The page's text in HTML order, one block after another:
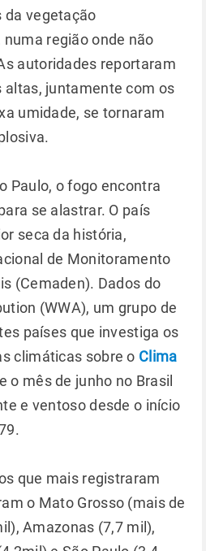
da vegetação
região onde não
autoridades reportaram
juntamente com os
umidade, se tornaram
Paulo, o fogo encontra
se alastrar. O país
seca da história,
de Monitoramento
(Cemaden). Dados do
(WWA), um grupo de
países que investiga os
climáticas sobre o Clima
o mês de junho no Brasil
e ventoso desde o início
que mais registraram
o Mato Grosso (mais de
Amazonas (7,7 mil),